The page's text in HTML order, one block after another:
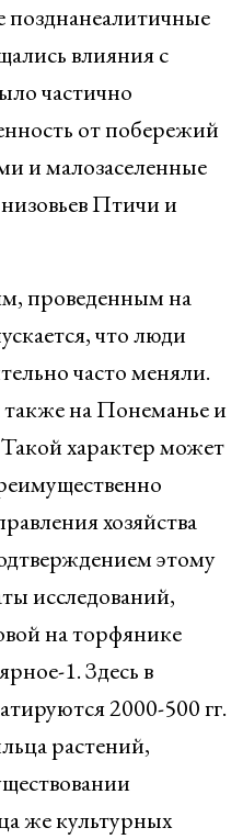
позднанеалитичные
влияния с
частично
от побережий
и малозаселенные
Птичи и
проведенным на
что люди
часто меняли.
на Понеманье и
характер может
хозяйства
этому
исследований,
на торфянике
1. Здесь в
2000-500 гг.
растений,
же культурных